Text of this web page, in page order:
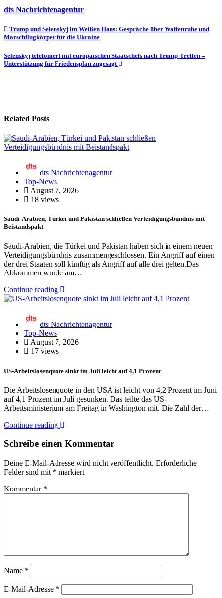
dts Nachrichtenagentur
Beitragsnavigation
Trump und Selenskyj im Weißen Haus: Gespräche über Waffenruhe und
Marschflugkörper für die Ukraine
Selenskyj telefoniert mit europäischen Staatschefs nach Trump-Treffen –
Unterstützung für Friedensplan zugesagt
Related Posts
dts Nachrichtenagentur
Top-News
August 7, 2026
18 views
Saudi-Arabien, Türkei und Pakistan schließen Verteidigungsbündnis mit
Beistandspakt
Saudi-Arabien, die Türkei und Pakistan haben sich in einem neuen
Verteidigungsbündnis zusammengeschlossen. Ein Angriff auf einen
der drei Staaten soll künftig als Angriff auf alle drei gelten.Das
Abkommen wurde am…
Continue reading
dts Nachrichtenagentur
Top-News
August 7, 2026
17 views
US-Arbeitslosenquote sinkt im Juli leicht auf 4,1 Prozent
Die Arbeitslosenquote in den USA ist leicht von 4,2 Prozent im Juni
auf 4,1 Prozent im Juli gesunken. Das teilte das US-
Arbeitsministerium am Freitag in Washington mit. Die Zahl der…
Continue reading
Schreibe einen Kommentar
Deine E-Mail-Adresse wird nicht veröffentlicht. Erforderliche
Felder sind mit * markiert
Kommentar *
Name *
E-Mail-Adresse *